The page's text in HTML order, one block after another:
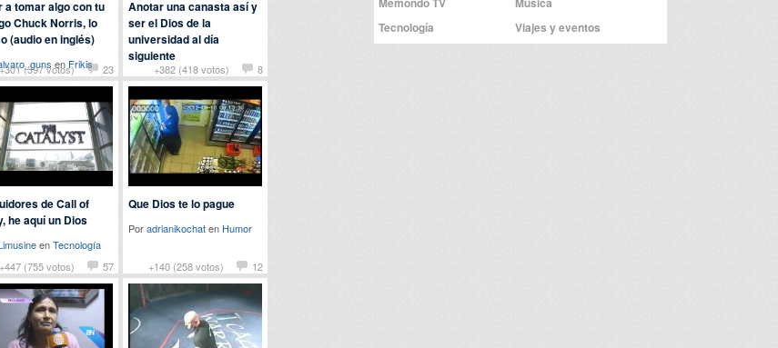
+301 (397 votos) 23
a tomar algo con tu
Chuck Norris, lo
(audio en inglés)
en Frikis +382 (418 votos) 8
Anotar una canasta así y
ser el Dios de la
universidad al día
siguiente
Porpedro62enDeportes
+447 (755 votos) 57
de Call of
he aquí un Dios
enTecnología
+140 (258 votos)
12
Que Dios te lo pague
Poradrianikochaten Humor
Tecnología
Viajes y eventos